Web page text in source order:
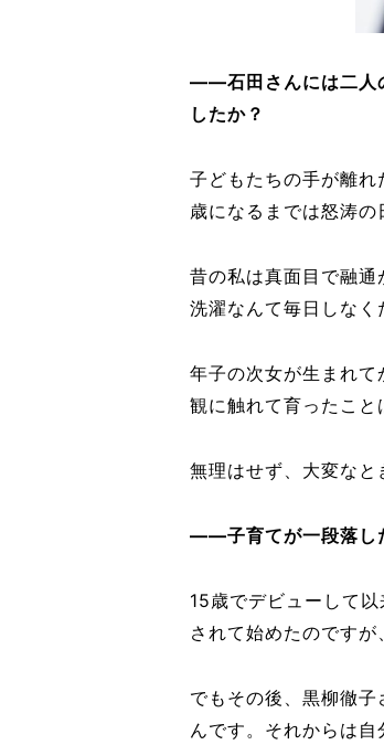
――石田さんには二人
したか？
子どもたちの手が離
歳になるまでは怒涛の
昔の私は真面目で融
洗濯なんて毎日しなく
年子の次女が生まれ
観に触れて育ったこと
無理はせず、大変なと
――子育てが一段落し
15歳でデビューして
されて始めたのです
でもその後、黒柳徹
んです。それからは